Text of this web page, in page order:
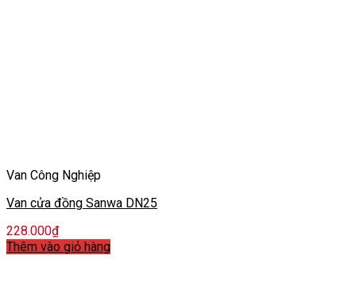
Van Công Nghiệp
Van cửa đồng Sanwa DN25
228.000₫
Thêm vào giỏ hàng